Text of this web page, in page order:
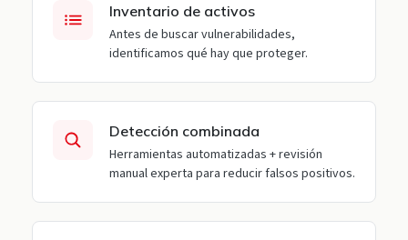
Inventario de activos
Antes de buscar vulnerabilidades,
identificamos qué hay que proteger.
Detección combinada
Herramientas automatizadas + revisión
manual experta para reducir falsos positivos.